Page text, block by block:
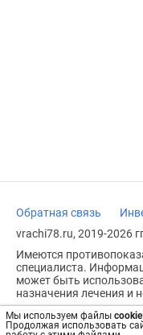
Мы используем файлы cookie.
Продолжая использовать
Обратная связь
vrachi78.ru, 2019-2026
Имеются
специалиста.
может быть
назначения лечения и
Возрастное